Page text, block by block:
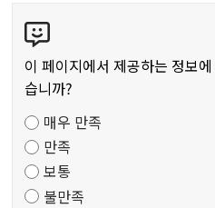
텐
츠
만
도
조
사
이 페이지에서 제공하는 정보
습니까?
매우 만족
만족
보통
불만족